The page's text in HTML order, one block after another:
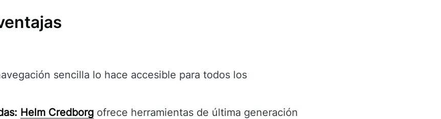
sencilla lo hace accesible para todos los
Helm Credborg ofrece herramientas de última generación